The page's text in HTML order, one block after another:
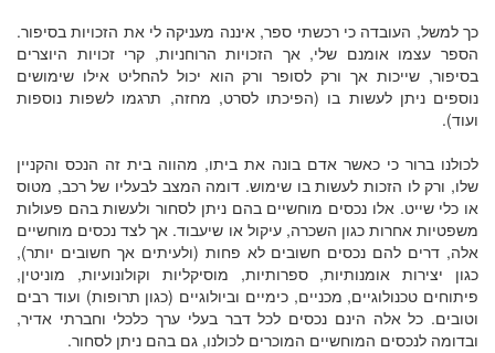
כך למשל, העובדה כי רכשתי ספר, איננה מעניקה לי את הזכויות בסיפור.
הספר עצמו אומנם שלי, אך הזכויות הרוחניות, קרי זכויות היוצרים
בסיפור, שייכות אך ורק לסופר ורק הוא יכול להחליט אילו שימושים
נוספים ניתן לעשות בו (הפיכתו לסרט, מחזה, תרגמו לשפות נוספות
ועוד).
לכולנו ברור כי כאשר אדם בונה את ביתו, מהווה בית זה הנכס והקניין
שלו, ורק לו הזכות לעשות בו שימוש. דומה המצב לבעליו של רכב, מטוס
או כלי שייט. אלו נכסים מוחשיים בהם ניתן לסחור ולעשות בהם פעולות
משפטיות אחרות כגון השכרה, עיקול או שיעבוד. אך לצד נכסים מוחשיים
אלה, דרים להם נכסים חשובים לא פחות (ולעיתים אך חשובים יותר),
כגון יצירות אומנותיות, ספרותיות, מוסיקליות וקולונועיות, מוניטין,
פיתוחים טכנולוגיים, מכניים, כימיים וביולוגיים (כגון תרופות) ועוד רבים
וטובים. כל אלה הינם נכסים לכל דבר בעלי ערך כלכלי וחברתי אדיר,
ובדומה לנכסים המוחשיים המוכרים לכולנו, גם בהם ניתן לסחור.